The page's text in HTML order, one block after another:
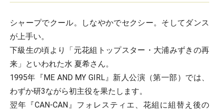
シャープでクール。しなやかでセクシー。そしてダンス
が上手い。
下級生の頃より「元花組トップスター・大浦みずきの再
来」といわれた水 夏希さん。
1995年『ME AND MY GIRL』新人公演（第一部）では、
わずか研3ながら初主役を果たします。
翌年『CAN-CAN』フォレスティエ、花組に組替え後の